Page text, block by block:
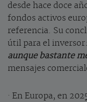
desde hace doce
fondos activos
referencia. Su
útil para el inversor:
aunque bastante
mensajes
· En Europa, en